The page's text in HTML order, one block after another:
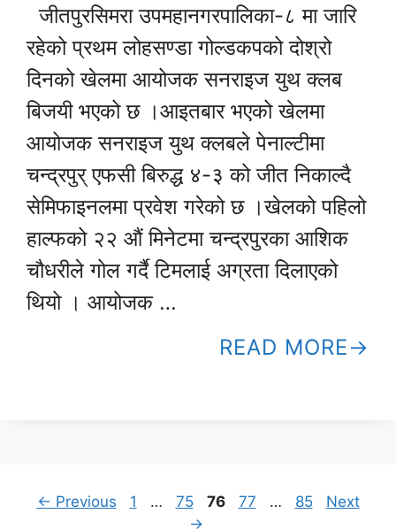
जीतपुरसिमरा उपमहानगरपालिका-८ मा जारि
रहेको प्रथम लोहसण्डा गोल्डकपको दोश्रो
दिनको खेलमा आयोजक सनराइज युथ क्लब
बिजयी भएको छ ।आइतबार भएको खेलमा
आयोजक सनराइज युथ क्लबले पेनाल्टीमा
चन्द्रपुर् एफसी बिरुद्ध ४-३ को जीत निकाल्दै
सेमिफाइनलमा प्रवेश गरेको छ ।खेलको पहिलो
हाल्फको २२ औं मिनेटमा चन्द्रपुरका आशिक
चौधरीले गोल गर्दै टिमलाई अग्रता दिलाएको
थियो । आयोजक …
READ MORE
← Previous Page
1 … Page
75 Page
76 Page
77 … Page
85
Next
→